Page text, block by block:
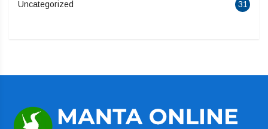
Uncategorized 31